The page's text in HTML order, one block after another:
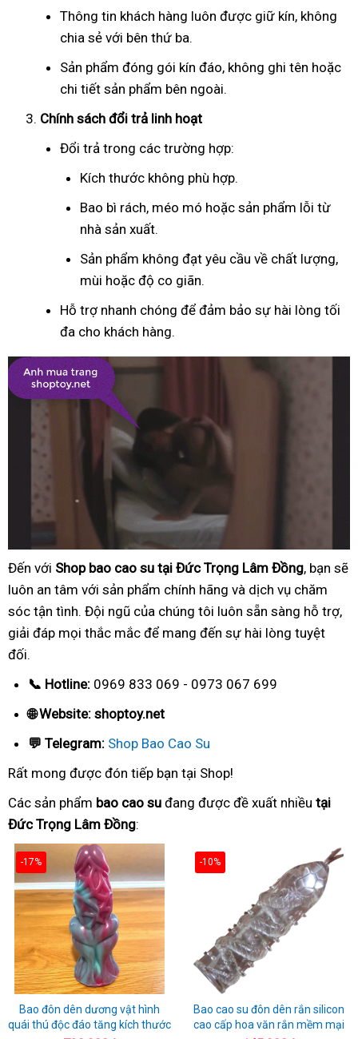
Thông tin khách hàng luôn được giữ kín, không
chia sẻ với bên thứ ba.
Sản phẩm đóng gói kín đáo, không ghi tên hoặc
chi tiết sản phẩm bên ngoài.
Chính sách đổi trả linh hoạt
Đổi trả trong các trường hợp:
Kích thước không phù hợp.
Bao bì rách, méo mó hoặc sản phẩm lỗi từ
nhà sản xuất.
Sản phẩm không đạt yêu cầu về chất lượng,
mùi hoặc độ co giãn.
Hỗ trợ nhanh chóng để đảm bảo sự hài lòng tối
đa cho khách hàng.
Đến với Shop bao cao su tại Đức Trọng Lâm Đồng, bạn sẽ
luôn an tâm với sản phẩm chính hãng và dịch vụ chăm
sóc tận tình. Đội ngũ của chúng tôi luôn sẵn sàng hỗ trợ,
giải đáp mọi thắc mắc để mang đến sự hài lòng tuyệt
đối.
📞 Hotline: 0969 833 069 - 0973 067 699
🌐 Website: shoptoy.net
💬 Telegram: Shop Bao Cao Su
Rất mong được đón tiếp bạn tại Shop!
Các sản phẩm bao cao su đang được đề xuất nhiều tại
Đức Trọng Lâm Đồng:
-17%
Bao đôn dên dương vật hình
quái thú độc đáo tăng kích thước
-10%
Bao cao su đôn dên rắn silicon
cao cấp hoa văn rắn mềm mại